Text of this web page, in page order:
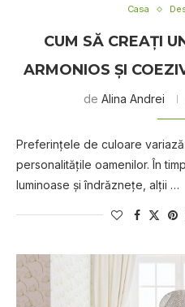
Casa
CUM SĂ CREAȚI
ARMONIOS ȘI
de Alina Andrei
Preferințele de culoare
personalitățile oamenilor. În
luminoase și îndrăznețe, alții …